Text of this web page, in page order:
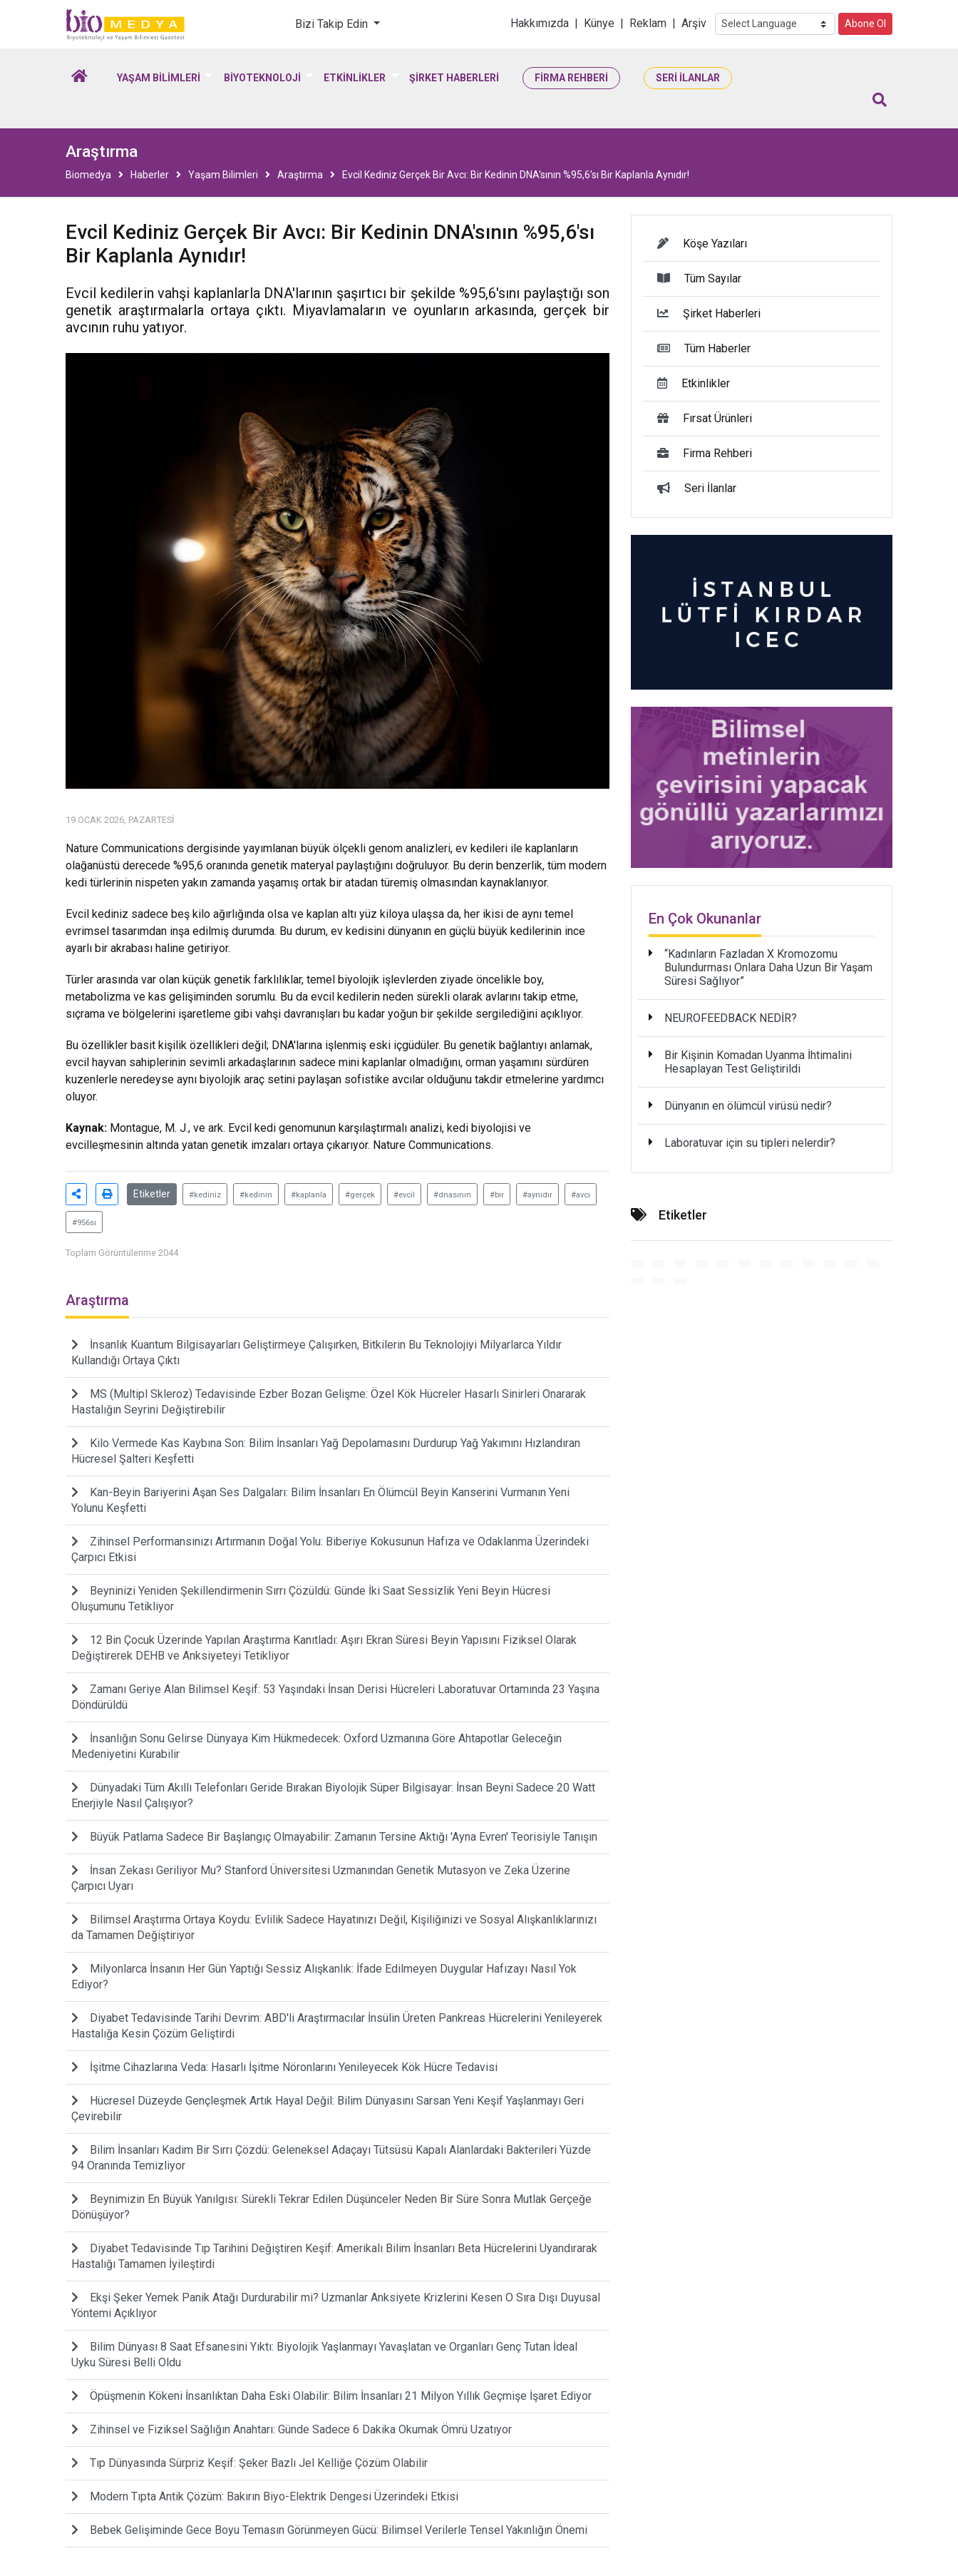
Biomedya - Biyoteknoloji & Yaşam Bilimleri
Bizi Takip Edin Hakkımızda | Künye | Reklam | Arşiv Abone Ol
YAŞAM BİLİMLERİ BİYOTEKNOLOJİ ETKİNLİKLER ŞİRKET HABERLERİ FİRMA REHBERİ SERİ İLANLAR
Araştırma
Biomedya Haberler Yaşam Bilimleri Araştırma Evcil Kediniz Gerçek Bir Avcı: Bir Kedinin DNA'sının %95,6'sı Bir Kaplanla Aynıdır!
Evcil Kediniz Gerçek Bir Avcı: Bir Kedinin DNA'sının %95,6'sı
Bir Kaplanla Aynıdır!
Evcil kedilerin vahşi kaplanlarla DNA'larının şaşırtıcı bir şekilde %95,6'sını paylaştığı son
genetik araştırmalarla ortaya çıktı. Miyavlamaların ve oyunların arkasında, gerçek bir
avcının ruhu yatıyor.
19 OCAK 2026, PAZARTESI
Nature Communications dergisinde yayımlanan büyük ölçekli genom analizleri, ev kedileri ile kaplanların
olağanüstü derecede %95,6 oranında genetik materyal paylaştığını doğruluyor. Bu derin benzerlik, tüm modern
kedi türlerinin nispeten yakın zamanda yaşamış ortak bir atadan türemiş olmasından kaynaklanıyor.
Evcil kediniz sadece beş kilo ağırlığında olsa ve kaplan altı yüz kiloya ulaşsa da, her ikisi de aynı temel
evrimsel tasarımdan inşa edilmiş durumda. Bu durum, ev kedisini dünyanın en güçlü büyük kedilerinin ince
ayarlı bir akrabası haline getiriyor.
Türler arasında var olan küçük genetik farklılıklar, temel biyolojik işlevlerden ziyade öncelikle boy,
metabolizma ve kas gelişiminden sorumlu. Bu da evcil kedilerin neden sürekli olarak avlarını takip etme,
sıçrama ve bölgelerini işaretleme gibi vahşi davranışları bu kadar yoğun bir şekilde sergilediğini açıklıyor.
Bu özellikler basit kişilik özellikleri değil; DNA'larına işlenmiş eski içgüdüler. Bu genetik bağlantıyı anlamak,
evcil hayvan sahiplerinin sevimli arkadaşlarının sadece mini kaplanlar olmadığını, orman yaşamını sürdüren
kuzenlerle neredeyse aynı biyolojik araç setini paylaşan sofistike avcılar olduğunu takdir etmelerine yardımcı
oluyor.
Kaynak: Montague, M. J., ve ark. Evcil kedi genomunun karşılaştırmalı analizi, kedi biyolojisi ve
evcilleşmesinin altında yatan genetik imzaları ortaya çıkarıyor. Nature Communications.
Etiketler #kediniz #kedinin #kaplanla #gerçek #evcil #dnasının #bir #aynıdır #avcı
#956sı
Toplam Görüntülenme 2044
Araştırma
İnsanlık Kuantum Bilgisayarları Geliştirmeye Çalışırken, Bitkilerin Bu Teknolojiyi Milyarlarca Yıldır
Kullandığı Ortaya Çıktı
MS (Multipl Skleroz) Tedavisinde Ezber Bozan Gelişme: Özel Kök Hücreler Hasarlı Sinirleri Onararak
Hastalığın Seyrini Değiştirebilir
Kilo Vermede Kas Kaybına Son: Bilim İnsanları Yağ Depolamasını Durdurup Yağ Yakımını Hızlandıran
Hücresel Şalteri Keşfetti
Kan-Beyin Bariyerini Aşan Ses Dalgaları: Bilim İnsanları En Ölümcül Beyin Kanserini Vurmanın Yeni
Yolunu Keşfetti
Zihinsel Performansınızı Artırmanın Doğal Yolu: Biberiye Kokusunun Hafıza ve Odaklanma Üzerindeki
Çarpıcı Etkisi
Beyninizi Yeniden Şekillendirmenin Sırrı Çözüldü: Günde İki Saat Sessizlik Yeni Beyin Hücresi
Oluşumunu Tetikliyor
12 Bin Çocuk Üzerinde Yapılan Araştırma Kanıtladı: Aşırı Ekran Süresi Beyin Yapısını Fiziksel Olarak
Değiştirerek DEHB ve Anksiyeteyi Tetikliyor
Zamanı Geriye Alan Bilimsel Keşif: 53 Yaşındaki İnsan Derisi Hücreleri Laboratuvar Ortamında 23 Yaşına
Döndürüldü
İnsanlığın Sonu Gelirse Dünyaya Kim Hükmedecek: Oxford Uzmanına Göre Ahtapotlar Geleceğin
Medeniyetini Kurabilir
Dünyadaki Tüm Akıllı Telefonları Geride Bırakan Biyolojik Süper Bilgisayar: İnsan Beyni Sadece 20 Watt
Enerjiyle Nasıl Çalışıyor?
Büyük Patlama Sadece Bir Başlangıç Olmayabilir: Zamanın Tersine Aktığı 'Ayna Evren' Teorisiyle Tanışın
İnsan Zekası Geriliyor Mu? Stanford Üniversitesi Uzmanından Genetik Mutasyon ve Zeka Üzerine
Çarpıcı Uyarı
Bilimsel Araştırma Ortaya Koydu: Evlilik Sadece Hayatınızı Değil, Kişiliğinizi ve Sosyal Alışkanlıklarınızı
da Tamamen Değiştiriyor
Milyonlarca İnsanın Her Gün Yaptığı Sessiz Alışkanlık: İfade Edilmeyen Duygular Hafızayı Nasıl Yok
Ediyor?
Diyabet Tedavisinde Tarihi Devrim: ABD'li Araştırmacılar İnsülin Üreten Pankreas Hücrelerini Yenileyerek
Hastalığa Kesin Çözüm Geliştirdi
İşitme Cihazlarına Veda: Hasarlı İşitme Nöronlarını Yenileyecek Kök Hücre Tedavisi
Hücresel Düzeyde Gençleşmek Artık Hayal Değil: Bilim Dünyasını Sarsan Yeni Keşif Yaşlanmayı Geri
Çevirebilir
Bilim İnsanları Kadim Bir Sırrı Çözdü: Geleneksel Adaçayı Tütsüsü Kapalı Alanlardaki Bakterileri Yüzde
94 Oranında Temizliyor
Beynimizin En Büyük Yanılgısı: Sürekli Tekrar Edilen Düşünceler Neden Bir Süre Sonra Mutlak Gerçeğe
Dönüşüyor?
Diyabet Tedavisinde Tıp Tarihini Değiştiren Keşif: Amerikalı Bilim İnsanları Beta Hücrelerini Uyandırarak
Hastalığı Tamamen İyileştirdi
Ekşi Şeker Yemek Panik Atağı Durdurabilir mi? Uzmanlar Anksiyete Krizlerini Kesen O Sıra Dışı Duyusal
Yöntemi Açıklıyor
Bilim Dünyası 8 Saat Efsanesini Yıktı: Biyolojik Yaşlanmayı Yavaşlatan ve Organları Genç Tutan İdeal
Uyku Süresi Belli Oldu
Öpüşmenin Kökeni İnsanlıktan Daha Eski Olabilir: Bilim İnsanları 21 Milyon Yıllık Geçmişe İşaret Ediyor
Zihinsel ve Fiziksel Sağlığın Anahtarı: Günde Sadece 6 Dakika Okumak Ömrü Uzatıyor
Tıp Dünyasında Sürpriz Keşif: Şeker Bazlı Jel Kelliğe Çözüm Olabilir
Modern Tıpta Antik Çözüm: Bakırın Biyo-Elektrik Dengesi Üzerindeki Etkisi
Bebek Gelişiminde Gece Boyu Temasın Görünmeyen Gücü: Bilimsel Verilerle Tensel Yakınlığın Önemi
Köşe Yazıları
Tüm Sayılar
Şirket Haberleri
Tüm Haberler
Etkinlikler
Fırsat Ürünleri
Firma Rehberi
Seri İlanlar
En Çok Okunanlar
“Kadınların Fazladan X Kromozomu
Bulundurması Onlara Daha Uzun Bir Yaşam
Süresi Sağlıyor”
NEUROFEEDBACK NEDİR?
Bir Kişinin Komadan Uyanma İhtimalini
Hesaplayan Test Geliştirildi
Dünyanın en ölümcül virüsü nedir?
Laboratuvar için su tipleri nelerdir?
Etiketler